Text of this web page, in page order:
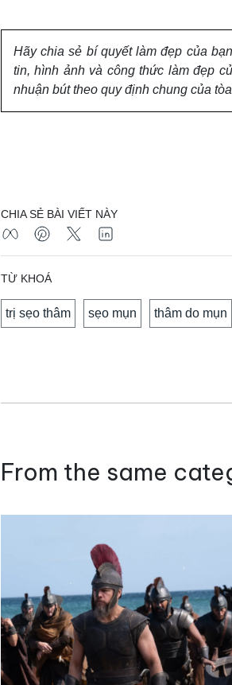
Hãy chia sẻ bí quyết làm đẹp của
tin, hình ảnh và công thức làm đẹp
nhuận bút theo quy định chung của
CHIA SẺ BÀI VIẾT NÀY
TỪ KHOÁ
trị sẹo thâm sẹo mụn thâm do mụn
From the same